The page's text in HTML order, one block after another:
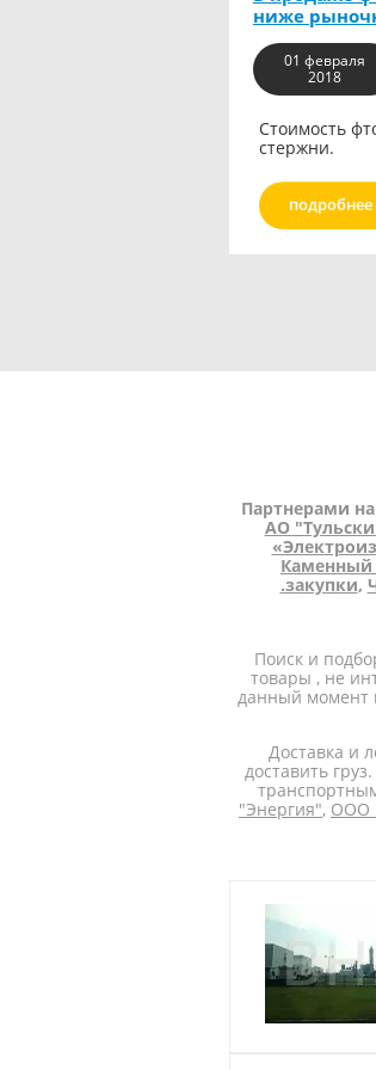
ниже
01 февраля
2018
Стоимость
стержни.
подробнее
Партнерами
АО
Каменный
.закупки,
Поиск и
товары , не
данный момент
Доставка и
доставить
"Энергия", ООО